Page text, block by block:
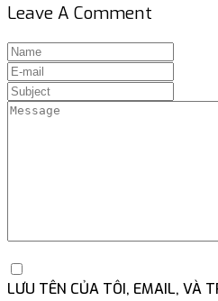
Leave A Comment
LƯU TÊN CỦA TÔI, EMAIL, VÀ